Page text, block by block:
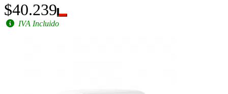
$40.239
IVA Incluido